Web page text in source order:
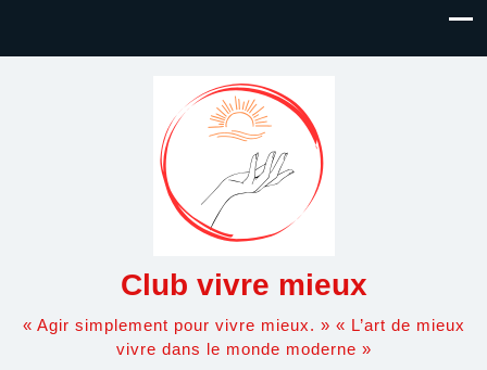
Club vivre mieux
« Agir simplement pour vivre mieux. » « L’art de mieux
vivre dans le monde moderne »